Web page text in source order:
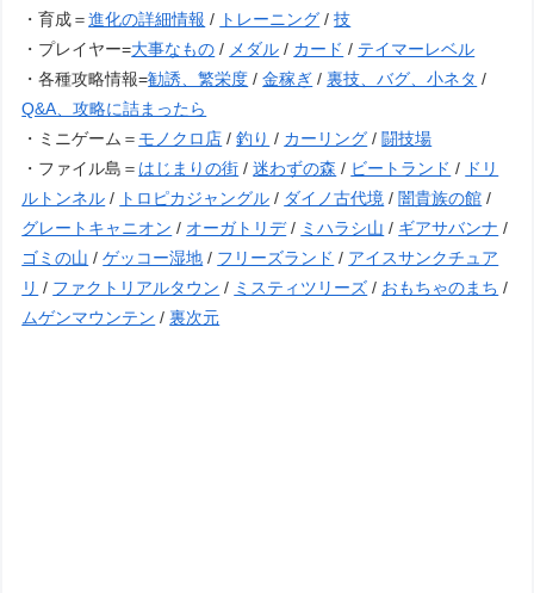
・育成＝進化の詳細情報 / トレーニング /技
・プレイヤー=大事なもの / メダル / カード / テイマーレベル
・各種攻略情報=勧誘、繁栄度 /金稼ぎ /裏技、バグ、小ネタ /
Q&A、攻略に詰まったら
・ミニゲーム＝ モノクロ店 /釣り / カーリング / 闘技場
・ファイル島＝ はじまりの街 /迷わずの森 / ビートランド / ドリ
ルトンネル / トロピカジャングル / ダイノ古代境 / 闇貴族の館 /
グレートキャニオン / オーガトリデ/ ミハラシ山 / ギアサバンナ /
ゴミの山 /ゲッコー湿地 / フリーズランド / アイスサンクチュア
リ / ファクトリアルタウン / ミスティツリーズ / おもちゃのまち /
ムゲンマウンテン /裏次元